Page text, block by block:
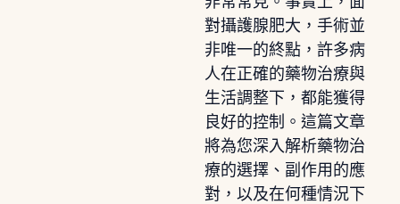
對攝護腺肥大，手術並
非唯一的終點，許多病
人在正確的藥物治療與
生活調整下，都能獲得
良好的控制。這篇文章
將為您深入解析藥物治
療的選擇、副作用的應
對，以及在何種情況下